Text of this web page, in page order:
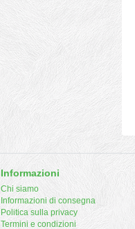
Informazioni
Chi siamo
Informazioni di consegna
Politica sulla privacy
Termini e condizioni